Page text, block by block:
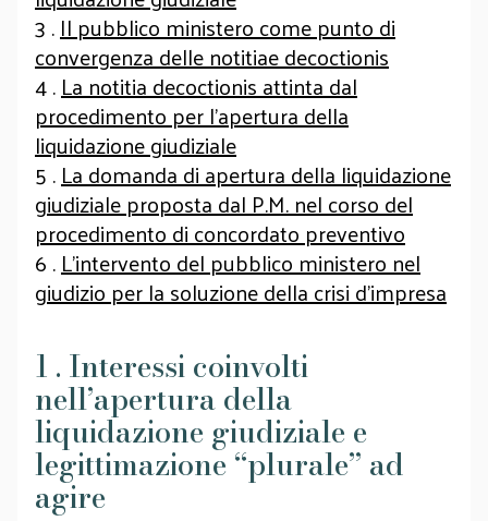
3 .Il pubblico ministero come punto di
convergenza delle notitiae decoctionis
4 .La notitia decoctionis attinta dal
procedimento per l’apertura della
liquidazione giudiziale
5 .La domanda di apertura della liquidazione
giudiziale proposta dal P.M. nel corso del
procedimento di concordato preventivo
6 .L’intervento del pubblico ministero nel
giudizio per la soluzione della crisi d’impresa
1 . Interessi coinvolti
nell’apertura della
liquidazione giudiziale e
legittimazione “plurale” ad
agire